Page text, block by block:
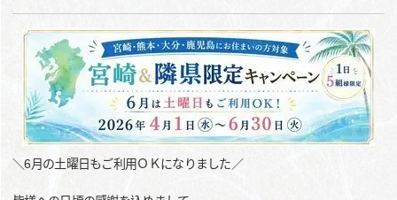
＼6月の土曜日もご利用ＯＫになりました／